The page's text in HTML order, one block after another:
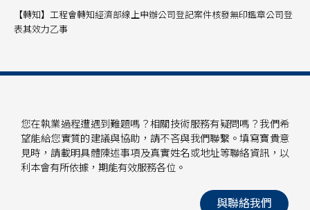
【轉知】工程會轉知經濟部線上申辦公司登記案件核發無印鑑章公司登
表其效力乙事
您在執業過程遭遇到難題嗎？相關技術服務有疑問嗎？我們希
望能給您實質的建議與協助，請不吝與我們聯繫。填寫寶貴意
見時，請載明具體陳述事項及真實姓名或地址等聯絡資訊，以
利本會有所依據，期能有效服務各位。
與聯絡我們